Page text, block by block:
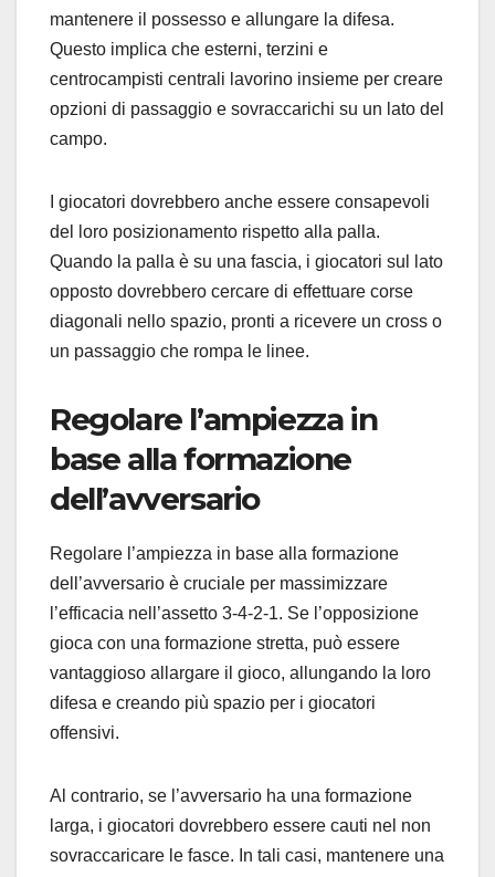
mantenere il possesso e allungare la difesa.
Questo implica che esterni, terzini e
centrocampisti centrali lavorino insieme per creare
opzioni di passaggio e sovraccarichi su un lato del
campo.
I giocatori dovrebbero anche essere consapevoli
del loro posizionamento rispetto alla palla.
Quando la palla è su una fascia, i giocatori sul lato
opposto dovrebbero cercare di effettuare corse
diagonali nello spazio, pronti a ricevere un cross o
un passaggio che rompa le linee.
Regolare l’ampiezza in
base alla formazione
dell’avversario
Regolare l’ampiezza in base alla formazione
dell’avversario è cruciale per massimizzare
l’efficacia nell’assetto 3-4-2-1. Se l’opposizione
gioca con una formazione stretta, può essere
vantaggioso allargare il gioco, allungando la loro
difesa e creando più spazio per i giocatori
offensivi.
Al contrario, se l’avversario ha una formazione
larga, i giocatori dovrebbero essere cauti nel non
sovraccaricare le fasce. In tali casi, mantenere una